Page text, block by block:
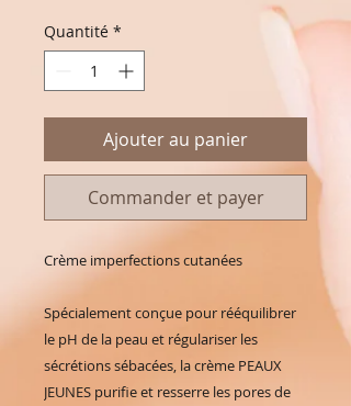
Quantité *
Ajouter au panier
Commander et payer
Crème imperfections cutanées
Spécialement conçue pour rééquilibrer
le pH de la peau et régulariser les
sécrétions sébacées, la crème PEAUX
JEUNES purifie et resserre les pores de